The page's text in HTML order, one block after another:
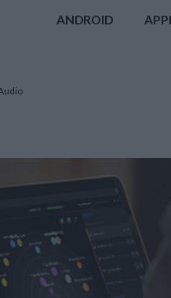
ANDROID